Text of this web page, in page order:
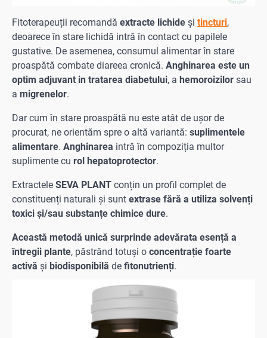
Fitoterapeuții recomandă extracte lichide și tincturi,
deoarece în stare lichidă intră în contact cu papilele
gustative. De asemenea, consumul alimentar în stare
proaspătă combate diareea cronică. Anghinarea este un
optim adjuvant in tratarea diabetului, a hemoroizilor sau
a migrenelor.
Dar cum în stare proaspătă nu este atât de ușor de
procurat, ne orientăm spre o altă variantă: suplimentele
alimentare. Anghinarea intră în compoziția multor
suplimente cu rol hepatoprotector.
Extractele SEVA PLANT conțin un profil complet de
constituenți naturali și sunt extrase fără a utiliza solvenți
toxici și/sau substanțe chimice dure.
Această metodă unică surprinde adevărata esență a
întregii plante, păstrând totuși o concentrație foarte
activă și biodisponibilă de fitonutrienți.